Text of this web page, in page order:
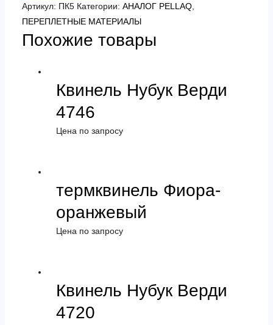
Артикул: ПК5 Категории: АНАЛОГ PELLAQ,
ПЕРЕПЛЕТНЫЕ МАТЕРИАЛЫ
Похожие товары
Квинель Нубук Верди
4746
Цена по запросу
термквинель Фиора-
оранжевый
Цена по запросу
Квинель Нубук Верди
4720